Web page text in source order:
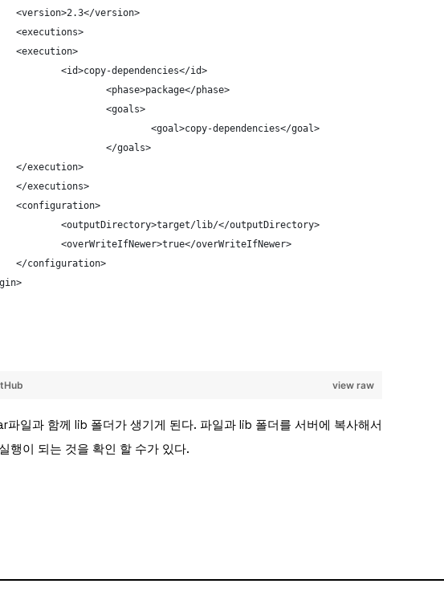
			<version>2.3</version>
			<executions>
			<execution>
				<id>copy-dependencies</id>
					<phase>package</phase>
					<goals>
						<goal>copy-dependencies</goal>
					</goals>
			</execution>
			</executions>
			<configuration>
				<outputDirectory>target/lib/</outputDirectory>
				<overWriteIfNewer>true</overWriteIfNewer>
			</configuration>
view raw
일과 함께 lib 폴더가 생기게 된다. 파일과 lib 폴더를 서버에 복사해서
행이 되는 것을 확인 할 수가 있다.